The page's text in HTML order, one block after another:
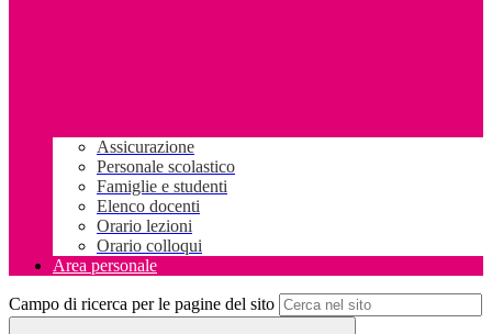
Assicurazione
Personale scolastico
Famiglie e studenti
Elenco docenti
Orario lezioni
Orario colloqui
Area personale
Campo di ricerca per le pagine del sito